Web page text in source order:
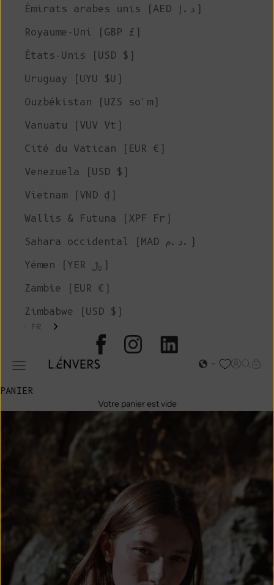
L'ENVERS
Ouvrir le menu de navigation Page
Émirats arabes unis (AED د.إ)
Royaume-Uni (GBP £)
États-Unis (USD $)
Uruguay (UYU $U)
Ouzbékistan (UZS so'm)
Vanuatu (VUV Vt)
Cité du Vatican (EUR €)
Venezuela (USD $)
Vietnam (VND ₫)
Wallis & Futuna (XPF Fr)
Sahara occidental (MAD د.م.)
Yémen (YER ﷼)
Zambie (EUR €)
Zimbabwe (USD $)
FR
PANIER
Votre panier est vide